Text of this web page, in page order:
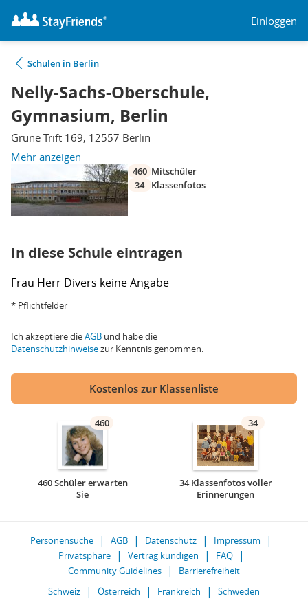
Einloggen
Schulen in Berlin
Nelly-Sachs-Oberschule,
Gymnasium, Berlin
Grüne Trift 169, 12557 Berlin
Mehr anzeigen
460 Mitschüler
34
Klassenfotos
In diese Schule eintragen
Frau Herr Divers keine Angabe
* Pflichtfelder
Ich akzeptiere dieAGB und habe die
Datenschutzhinweisezur Kenntnis genommen.
Kostenlos zur Klassenliste
460
460 Schüler erwarten
Sie
34
34 Klassenfotos voller
Erinnerungen
Personensuche AGB Datenschutz
Impressum
Privatsphäre
Vertrag kündigen
FAQ
Community Guidelines
Barrierefreiheit
Schweiz
Österreich Frankreich Schweden